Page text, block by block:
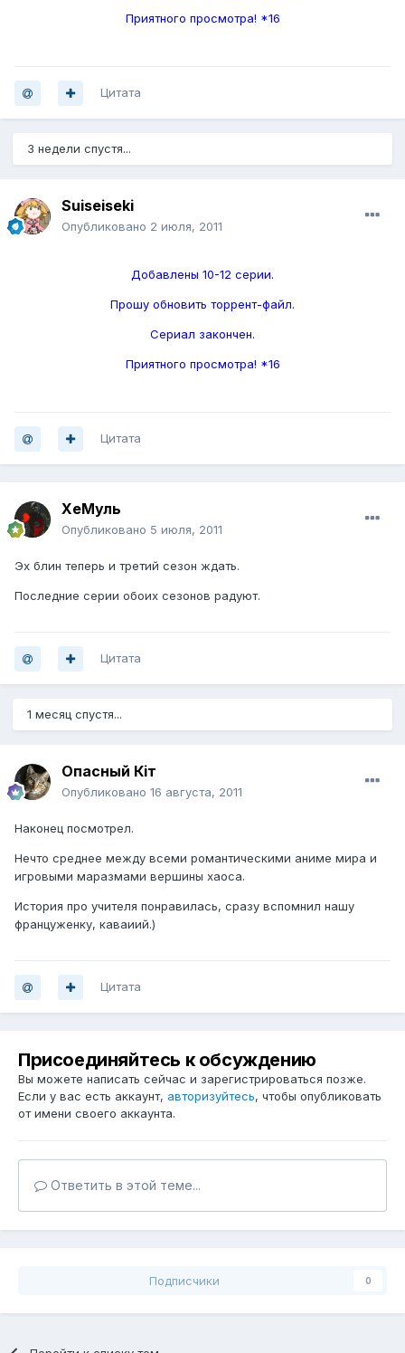
Приятного просмотра! *16
Цитата
3 недели спустя...
Suiseiseki
Опубликовано 2 июля, 2011
Добавлены 10-12 серии.
Прошу обновить торрент-файл.
Сериал закончен.
Приятного просмотра! *16
Цитата
ХеМуль
Опубликовано 5 июля, 2011
Эх блин теперь и третий сезон ждать.
Последние серии обоих сезонов радуют.
Цитата
1 месяц спустя...
Опасный Кiт
Опубликовано 16 августа, 2011
Наконец посмотрел.
Нечто среднее между всеми романтическими аниме мира и
игровыми маразмами вершины хаоса.
История про учителя понравилась, сразу вспомнил нашу
француженку, каваиий.)
Цитата
Присоединяйтесь к обсуждению
Вы можете написать сейчас и зарегистрироваться позже.
Если у вас есть аккаунт, авторизуйтесь, чтобы опубликовать
от имени своего аккаунта.
Ответить в этой теме...
Подписчики 0